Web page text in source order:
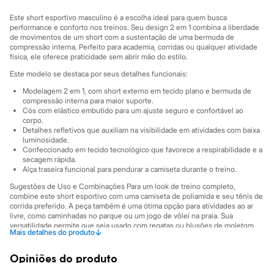
Moda esportiva
Acessórios
Blusas
Calçados
Leggings
Shorts e Bermudas
Tops
Moda íntima
Calcinhas
Cintas e Modeladores
Meias
Pijamas
Sutiãs e Tops
Moda praia
Biquínis
Saídas de praia
Personagens
Plus size
Blusas e Camisetas
Calças
Jeans
Este short esportivo masculino é a escolha ideal para quem busca
performance e conforto nos treinos. Seu design 2 em 1 combina a liberdade
de movimentos de um short com a sustentação de uma bermuda de
compressão interna. Perfeito para academia, corridas ou qualquer atividade
física, ele oferece praticidade sem abrir mão do estilo.
Este modelo se destaca por seus detalhes funcionais:
Modelagem 2 em 1, com short externo em tecido plano e bermuda de
compressão interna para maior suporte.
Cós com elástico embutido para um ajuste seguro e confortável ao
corpo.
Detalhes refletivos que auxiliam na visibilidade em atividades com baixa
luminosidade.
Confeccionado em tecido tecnológico que favorece a respirabilidade e a
secagem rápida.
Alça traseira funcional para pendurar a camiseta durante o treino.
Sugestões de Uso e Combinações Para um look de treino completo,
combine este short esportivo com uma camiseta de poliamida e seu tênis de
corrida preferido. A peça também é uma ótima opção para atividades ao ar
livre, como caminhadas no parque ou um jogo de vôlei na praia. Sua
versatilidade permite que seja usado com regatas ou blusões de moletom
nos dias mais frescos.
A gente se encontra na C&A! ❤
Mais detalhes do produto↓
Opiniões do produto